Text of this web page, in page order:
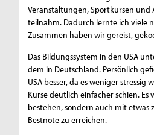
Veranstaltungen, Sportkursen
teilnahm. Dadurch lernte ich viele
Zusammen haben wir gereist,
Das Bildungssystem in den USA
dem in Deutschland. Persönlich
USA besser, da es weniger stressig
Kurse deutlich einfacher schien.
bestehen, sondern auch mit etwas
Bestnote zu erreichen.